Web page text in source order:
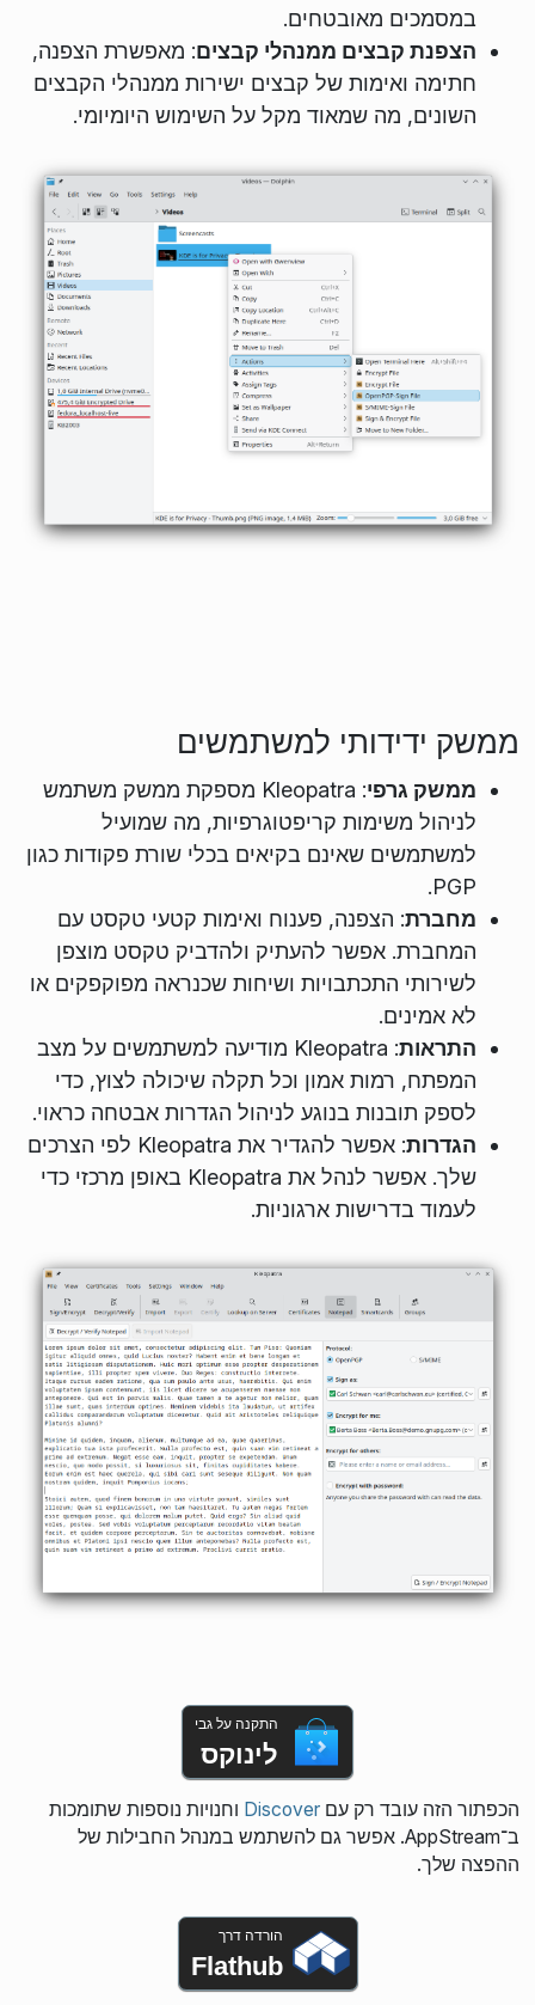
במסמכים מאובטחים.
הצפנת קבצים ממנהלי קבצים: מאפשרת הצפנה,
חתימה ואימות של קבצים ישירות ממנהלי הקבצים
השונים, מה שמאוד מקל על השימוש היומיומי.
ממשק ידידותי למשתמשים
ממשק גרפי
: Kleopatra מספקת ממשק משתמש
לניהול משימות קריפטוגרפיות, מה שמועיל
למשתמשים שאינם בקיאים בכלי שורת פקודות כגון
PGP.
מחברת: הצפנה, פענוח ואימות קטעי טקסט עם
המחברת. אפשר להעתיק ולהדביק טקסט מוצפן
לשירותי התכתבויות ושיחות שכנראה מפוקפקים או
לא אמינים.
התראות
: Kleopatra מודיעה למשתמשים על מצב
המפתח, רמות אמון וכל תקלה שיכולה לצוץ, כדי
לספק תובנות בנוגע לניהול הגדרות אבטחה כראוי.
הגדרות
: אפשר להגדיר את Kleopatra לפי הצרכים
שלך. אפשר לנהל את Kleopatra באופן מרכזי כדי
לעמוד בדרישות ארגוניות.
התקנה על גבי
לינוקס
הכפתור הזה עובד רק עםDiscover וחנויות נוספות שתומכות
ב־AppStream. אפשר גם להשתמש במנהל החבילות של
ההפצה שלך.
הורדה דרך
Flathub